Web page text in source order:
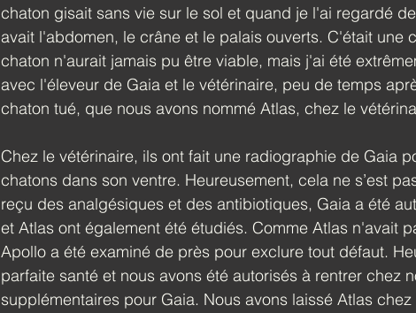
chaton gisait sans vie sur le sol et quand je l'ai regardé
avait l'abdomen, le crâne et le palais ouverts. C'était une
chaton n'aurait jamais pu être viable, mais j'ai été
avec l'éleveur de Gaia et le vétérinaire, peu de temps
chaton tué, que nous avons nommé Atlas, chez le
Chez le vétérinaire, ils ont fait une radiographie de Gaia
chatons dans son ventre. Heureusement, cela ne s’est
reçu des analgésiques et des antibiotiques, Gaia a été
et Atlas ont également été étudiés. Comme Atlas n'avait
Apollo a été examiné de près pour exclure tout défaut.
parfaite santé et nous avons été autorisés à rentrer chez
supplémentaires pour Gaia. Nous avons laissé Atlas